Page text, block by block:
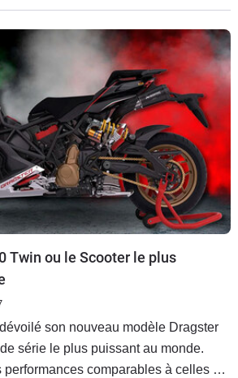
génération de la Panigale V4 qui
notables pour continuer à dominer
Superbike.
Twin ou le Scooter le plus
son nouveau modèle Dragster
série le plus puissant au monde.
comparables à celles de